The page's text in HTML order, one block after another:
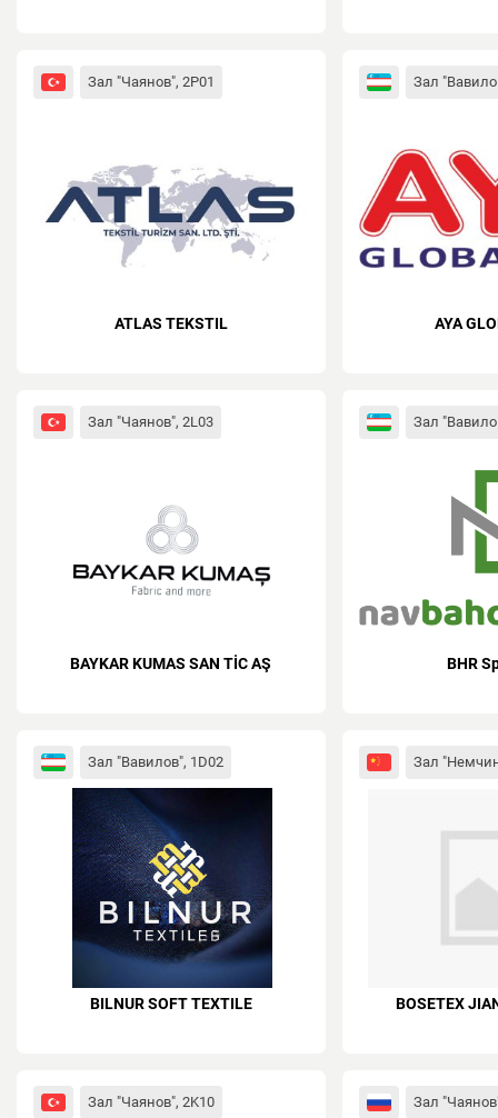
Зал "Чаянов", 2P01
ATLAS TEKSTIL
Зал
AYA
Зал "Чаянов", 2L03
BAYKAR KUMAS SAN TİC AŞ
Зал
BHR
Зал "Вавилов", 1D02
BILNUR SOFT TEXTILE
Зал
BOSETEX
Зал "Чаянов", 2K10 Зал